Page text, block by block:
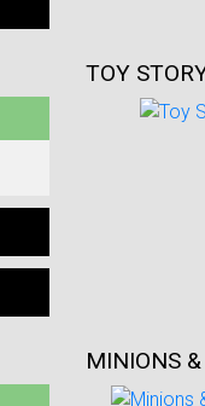
TOY
MINIONS